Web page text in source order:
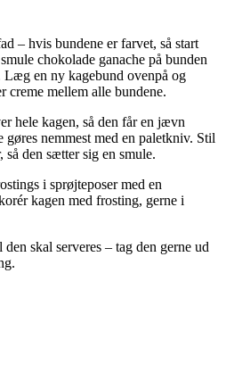
– hvis bundene er farvet, så start
chokolade ganache på bunden
en ny kagebund ovenpå og
creme mellem alle bundene.
hele kagen, så den får en jævn
gøres nemmest med en paletkniv. Stil
den sætter sig en smule.
i sprøjteposer med en
kagen med frosting, gerne i
skal serveres – tag den gerne ud